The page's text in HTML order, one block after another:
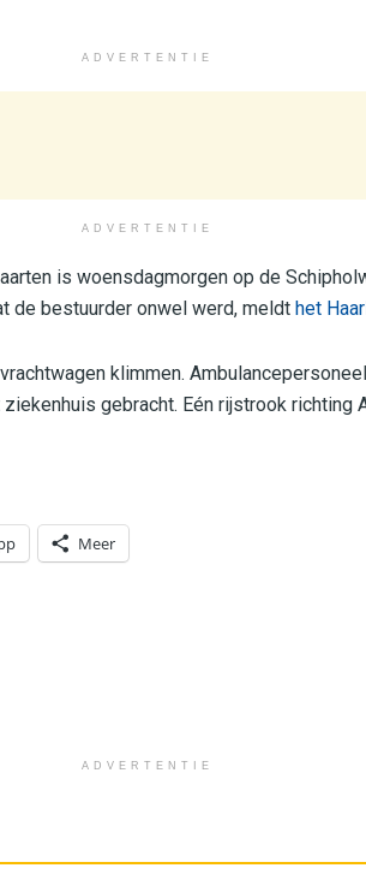
ADVERTENTIE
ADVERTENTIE
is woensdagmorgen op de
de bestuurder onwel werd, meldt het
klimmen.
gebracht. Eén rijstrook
Meer
ADVERTENTIE